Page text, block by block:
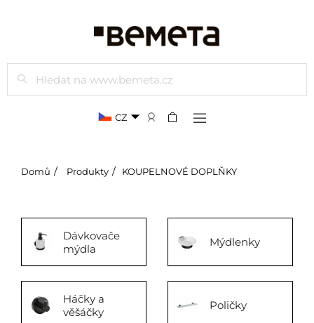
Hledat
CZ
Domů Produkty KOUPELNOVÉ DOPLŇKY
Dávkovače
mýdla
Mýdlenky
Háčky a
věšáčky
Poličky